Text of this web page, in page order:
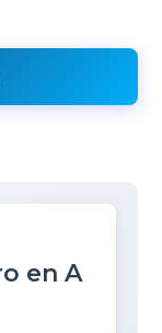
en A